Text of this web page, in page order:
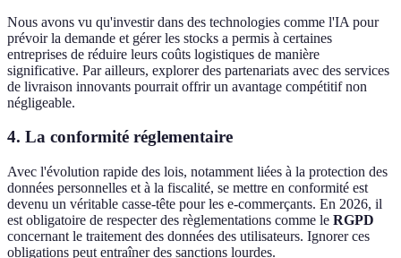
Nous avons vu qu'investir dans des technologies comme l'IA pour
prévoir la demande et gérer les stocks a permis à certaines
entreprises de réduire leurs coûts logistiques de manière
significative. Par ailleurs, explorer des partenariats avec des services
de livraison innovants pourrait offrir un avantage compétitif non
négligeable.
4. La conformité réglementaire
Avec l'évolution rapide des lois, notamment liées à la protection des
données personnelles et à la fiscalité, se mettre en conformité est
devenu un véritable casse-tête pour les e-commerçants. En 2026, il
est obligatoire de respecter des règlementations comme le RGPD
concernant le traitement des données des utilisateurs. Ignorer ces
obligations peut entraîner des sanctions lourdes.